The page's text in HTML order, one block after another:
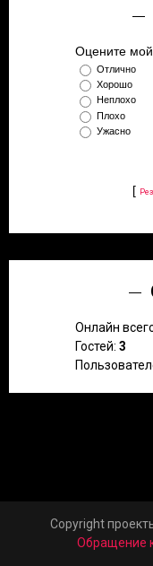
Оцените
Отлично
Хорошо
Неплохо
Плохо
Ужасно
[
Онлайн
Гостей: 3
Copyright
Обращение